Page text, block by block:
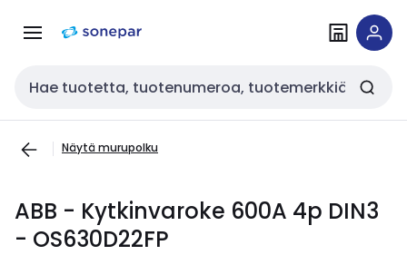
navigointiinsisältöön
Haku
Näytä murupolku
ABB - Kytkinvaroke 600A 4p DIN3
- OS630D22FP